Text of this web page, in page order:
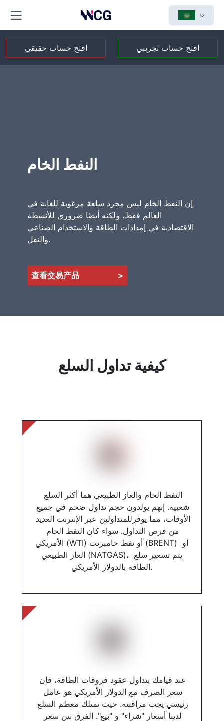
افتح حساب حقيقي افتح حساب تجريبي
النفط الخام
إن النفط الخام ليس مجرد سلعة مرغوبة للغاية في
العالم فقط، ولكنه أيضًا ضروري للأنشطة
الاقتصادية في إمدادات الطاقة والاستخدام الصناعي
والنقل.
查看交易产品 >
كيفية تداول السلع
الأمريكي (WTI) أو نفط خامبرنت (BRENT) أو
الغاز الطبيعي (NATGAS)، يتم تسعير سلع
الطاقة بالدولار الأمريكي.